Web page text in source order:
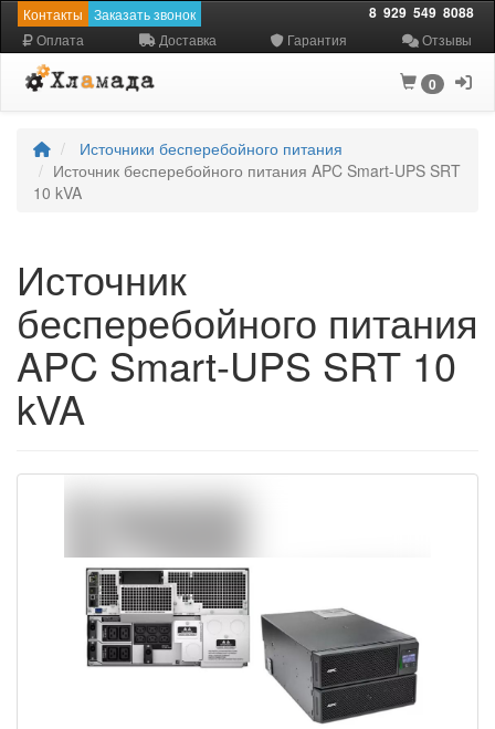
Контакты Заказать звонок 8 929 549 8088
Оплата Доставка Гарантия Отзывы
0
Источники бесперебойного питания
Источник бесперебойного питания APC Smart-UPS SRT
10 kVA
Источник
бесперебойного питания
APC Smart-UPS SRT 10
kVA